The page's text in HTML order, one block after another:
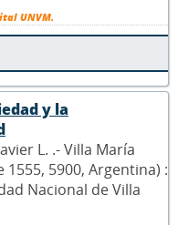
UNVM.
y la
L. .- Villa María
5900, Argentina) :
Nacional de Villa